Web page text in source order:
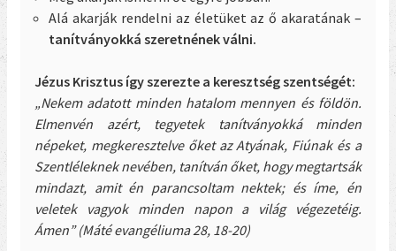
Alá akarják rendelni az életüket az ő akaratának –
tanítványokká szeretnének válni.
Jézus Krisztus így szerezte a keresztség szentségét:
„Nekem adatott minden hatalom mennyen és földön.
Elmenvén azért, tegyetek tanítványokká minden
népeket, megkeresztelve őket az Atyának, Fiúnak és a
Szentléleknek nevében, tanítván őket, hogy megtartsák
mindazt, amit én parancsoltam nektek; és íme, én
veletek vagyok minden napon a világ végezetéig.
Ámen” (Máté evangéliuma 28, 18-20)